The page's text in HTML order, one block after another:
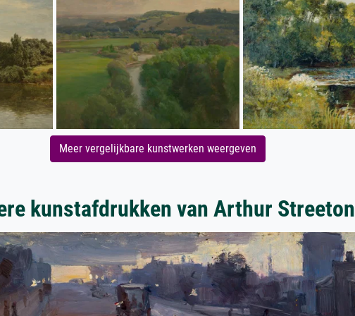
Meer vergelijkbare kunstwerken weergeven
kunstafdrukken van Arthur Streeton